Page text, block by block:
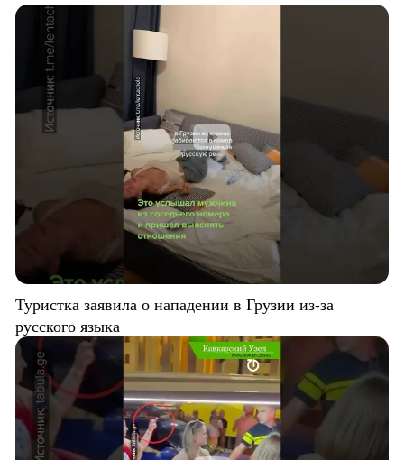
Туристка заявила о нападении в Грузии из-за
русского языка